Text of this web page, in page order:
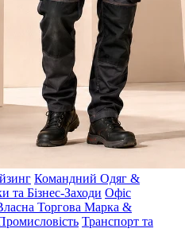
Командний Одяг &
та Бізнес-Заходи Офіс
Торгова Марка &
Транспорт та